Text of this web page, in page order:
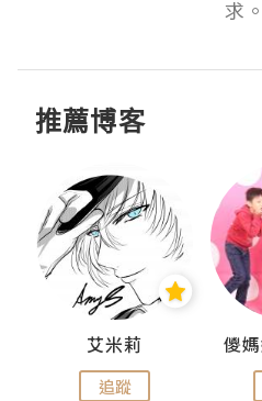
求。
推薦博客
艾米莉
追蹤